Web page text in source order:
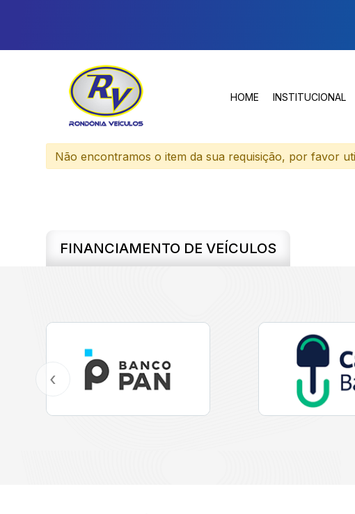
HOME INSTITUCIONAL
Não encontramos o item da sua requisição, por favor
FINANCIAMENTO DE VEÍCULOS
‹